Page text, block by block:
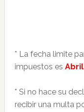
* La fecha limite
impuestos es Abril
* Si no hace su
recibir una multa